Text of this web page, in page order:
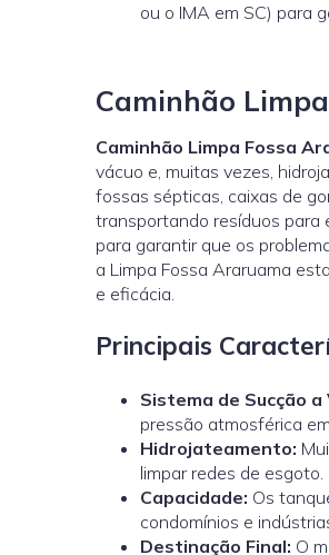
ou o IMA em SC) para
Caminhão
Caminhão Limpa Fossa
vácuo e, muitas vezes,
fossas sépticas, caixas de
transportando resíduos para
para garantir que os
a Limpa Fossa Araruama
e eficácia.
Principais
Sistema de Sucção a
pressão atmosférica
Hidrojateamento:
limpar redes de esgoto.
Capacidade: Os
condomínios e
Destinação Final: O